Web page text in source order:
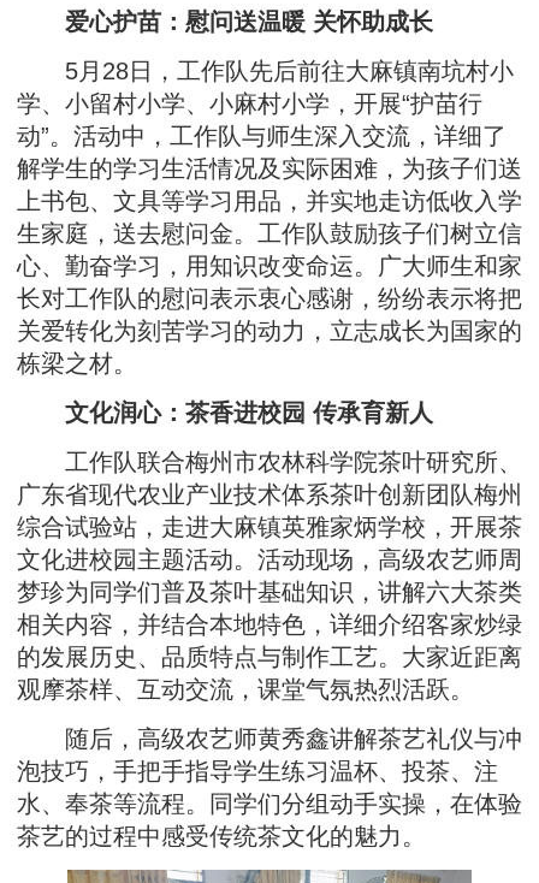
爱心护苗：慰问送温暖 关怀助成长
5月28日，工作队先后前往大麻镇南坑村小
学、小留村小学、小麻村小学，开展“护苗行
动”。活动中，工作队与师生深入交流，详细了
解学生的学习生活情况及实际困难，为孩子们送
上书包、文具等学习用品，并实地走访低收入学
生家庭，送去慰问金。工作队鼓励孩子们树立信
心、勤奋学习，用知识改变命运。广大师生和家
长对工作队的慰问表示衷心感谢，纷纷表示将把
关爱转化为刻苦学习的动力，立志成长为国家的
栋梁之材。
文化润心：茶香进校园 传承育新人
工作队联合梅州市农林科学院茶叶研究所、
广东省现代农业产业技术体系茶叶创新团队梅州
综合试验站，走进大麻镇英雅家炳学校，开展茶
文化进校园主题活动。活动现场，高级农艺师周
梦珍为同学们普及茶叶基础知识，讲解六大茶类
相关内容，并结合本地特色，详细介绍客家炒绿
的发展历史、品质特点与制作工艺。大家近距离
观摩茶样、互动交流，课堂气氛热烈活跃。
随后，高级农艺师黄秀鑫讲解茶艺礼仪与冲
泡技巧，手把手指导学生练习温杯、投茶、注
水、奉茶等流程。同学们分组动手实操，在体验
茶艺的过程中感受传统茶文化的魅力。